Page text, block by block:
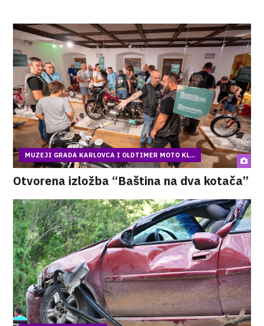
MUZEJI GRADA KARLOVCA I OLDTIMER MOTO KL...
Otvorena izložba “Baština na dva kotača”